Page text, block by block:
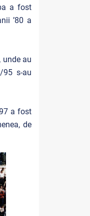
a fost
’80 a
unde au
95 s-au
a fost
de